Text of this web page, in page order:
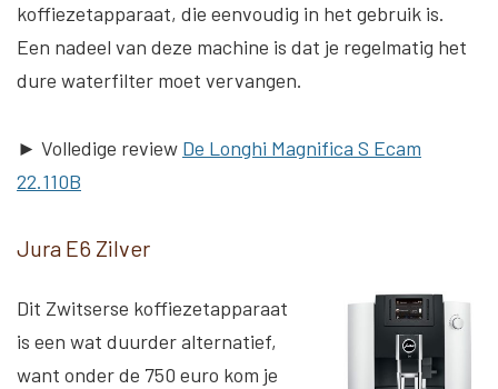
koffiezetapparaat, die eenvoudig in het gebruik is.
Een nadeel van deze machine is dat je regelmatig het
dure waterfilter moet vervangen.
► Volledige review De Longhi Magnifica S Ecam
22.110B
Jura E6 Zilver
Dit Zwitserse koffiezetapparaat
is een wat duurder alternatief,
want onder de 750 euro kom je